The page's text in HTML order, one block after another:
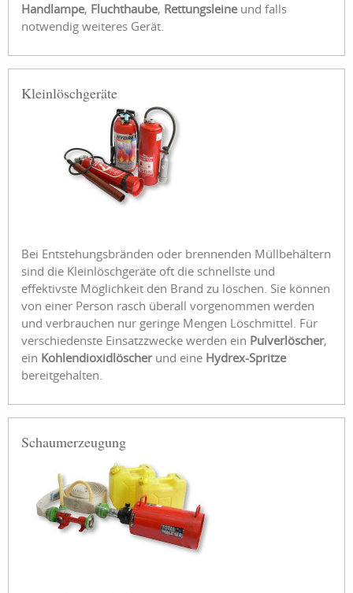
Handlampe, Fluchthaube, Rettungsleineund falls
notwendig weiteres Gerät.
Kleinlöschgeräte
Bei Entstehungsbränden oder brennenden Müllbehältern
sind die Kleinlöschgeräte oft die schnellste und
effektivste Möglichkeit den Brand zu löschen. Sie können
von einer Person rasch überall vorgenommen werden
und verbrauchen nur geringe Mengen Löschmittel. Für
verschiedenste Einsatzzwecke werden ein Pulverlöscher,
ein Kohlendioxidlöscherund eine Hydrex-Spritze
bereitgehalten.
Schaumerzeugung